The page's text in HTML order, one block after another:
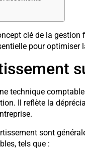
clé de la
pour optimiser
technique
Il reflète la
sont
tels que :